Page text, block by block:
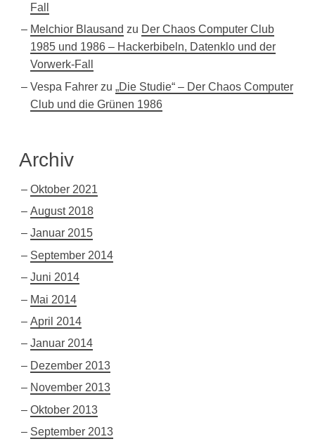
Fall
Melchior Blausand zu Der Chaos Computer Club
1985 und 1986 – Hackerbibeln, Datenklo und der
Vorwerk-Fall
Vespa Fahrerzu „Die Studie“ – Der Chaos Computer
Club und die Grünen 1986
Archiv
Oktober 2021
August 2018
Januar 2015
September 2014
Juni 2014
Mai 2014
April 2014
Januar 2014
Dezember 2013
November 2013
Oktober 2013
September 2013